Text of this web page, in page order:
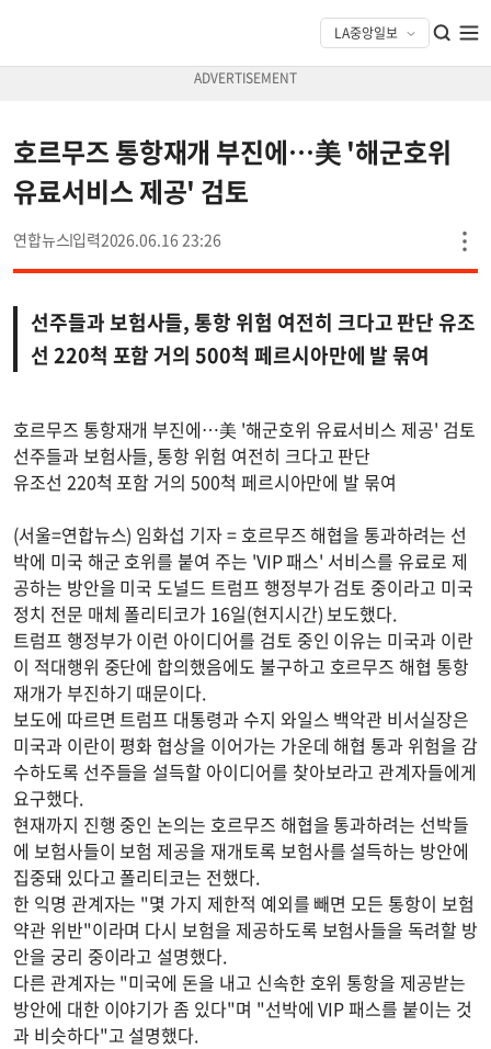
호르무즈 통항재개 부진에…美 '해군호위
유료서비스 제공' 검토
연합뉴스 2026.06.16 23:26
선주들과 보험사들, 통항 위험 여전히 크다고 판단 유조
선 220척 포함 거의 500척 페르시아만에 발 묶여
호르무즈 통항재개 부진에…美 '해군호위 유료서비스 제공' 검토
선주들과 보험사들, 통항 위험 여전히 크다고 판단
유조선 220척 포함 거의 500척 페르시아만에 발 묶여
(서울=연합뉴스) 임화섭 기자 = 호르무즈 해협을 통과하려는 선
박에 미국 해군 호위를 붙여 주는 'VIP 패스' 서비스를 유료로 제
공하는 방안을 미국 도널드 트럼프 행정부가 검토 중이라고 미국
정치 전문 매체 폴리티코가 16일(현지시간) 보도했다.
트럼프 행정부가 이런 아이디어를 검토 중인 이유는 미국과 이란
이 적대행위 중단에 합의했음에도 불구하고 호르무즈 해협 통항
재개가 부진하기 때문이다.
보도에 따르면 트럼프 대통령과 수지 와일스 백악관 비서실장은
미국과 이란이 평화 협상을 이어가는 가운데 해협 통과 위험을 감
수하도록 선주들을 설득할 아이디어를 찾아보라고 관계자들에게
요구했다.
현재까지 진행 중인 논의는 호르무즈 해협을 통과하려는 선박들
에 보험사들이 보험 제공을 재개토록 보험사를 설득하는 방안에
집중돼 있다고 폴리티코는 전했다.
한 익명 관계자는 "몇 가지 제한적 예외를 빼면 모든 통항이 보험
약관 위반"이라며 다시 보험을 제공하도록 보험사들을 독려할 방
안을 궁리 중이라고 설명했다.
다른 관계자는 "미국에 돈을 내고 신속한 호위 통항을 제공받는
방안에 대한 이야기가 좀 있다"며 "선박에 VIP 패스를 붙이는 것
과 비슷하다"고 설명했다.